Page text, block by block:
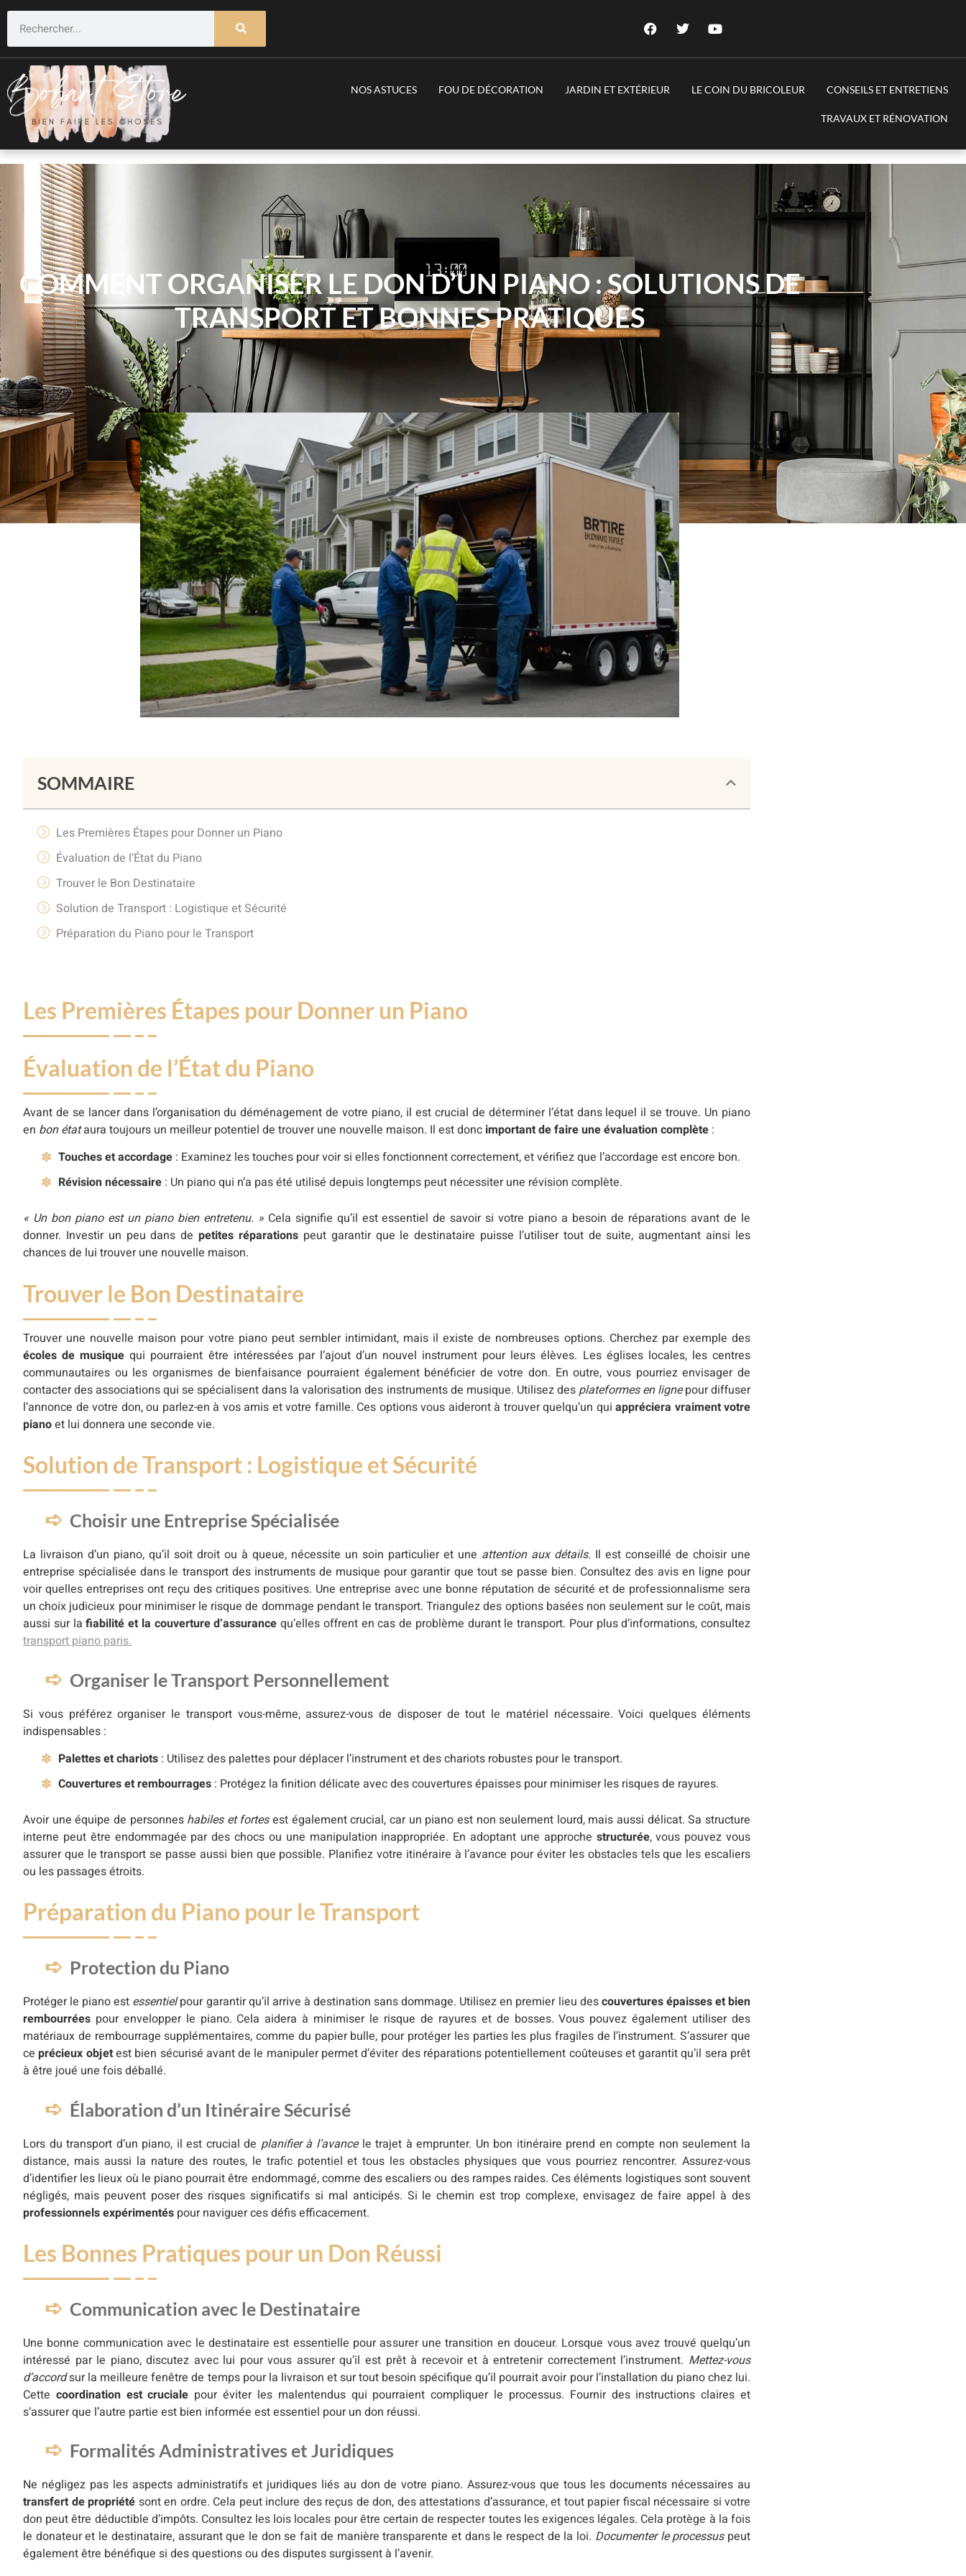
NOS ASTUCES FOU DE DÉCORATION JARDIN ET EXTÉRIEUR LE COIN DU BRICOLEUR CONSEILS ET ENTRETIENS
TRAVAUX ET RÉNOVATION
COMMENT ORGANISER LE DON D’UN PIANO : SOLUTIONS DE
TRANSPORT ET BONNES PRATIQUES
SOMMAIRE
Les Premières Étapes pour Donner un Piano
Évaluation de l’État du Piano
Trouver le Bon Destinataire
Solution de Transport : Logistique et Sécurité
Préparation du Piano pour le Transport
Les Premières Étapes pour Donner un Piano
Évaluation de l’État du Piano
Avant de se lancer dans l’organisation du déménagement de votre piano, il est crucial de déterminer l’état dans lequel il se trouve. Un piano
en bon étataura toujours un meilleur potentiel de trouver une nouvelle maison. Il est donc important de faire une évaluation complète :
Touches et accordage : Examinez les touches pour voir si elles fonctionnent correctement, et vérifiez que l’accordage est encore bon.
Révision nécessaire : Un piano qui n’a pas été utilisé depuis longtemps peut nécessiter une révision complète.
« Un bon piano est un piano bien entretenu. »Cela signifie qu’il est essentiel de savoir si votre piano a besoin de réparations avant de le
donner. Investir un peu dans depetites réparationspeut garantir que le destinataire puisse l’utiliser tout de suite, augmentant ainsi les
chances de lui trouver une nouvelle maison.
Trouver le Bon Destinataire
Trouver une nouvelle maison pour votre piano peut sembler intimidant, mais il existe de nombreuses options. Cherchez par exemple des
écoles de musique qui pourraient être intéressées par l’ajout d’un nouvel instrument pour leurs élèves. Les églises locales, les centres
communautaires ou les organismes de bienfaisance pourraient également bénéficier de votre don. En outre, vous pourriez envisager de
contacter des associations qui se spécialisent dans la valorisation des instruments de musique. Utilisez des plateformes en lignepour diffuser
l’annonce de votre don, ou parlez-en à vos amis et votre famille. Ces options vous aideront à trouver quelqu’un qui appréciera vraiment votre
pianoet lui donnera une seconde vie.
Solution de Transport : Logistique et Sécurité
Choisir une Entreprise Spécialisée
La livraison d’un piano, qu’il soit droit ou à queue, nécessite un soin particulier et une attention aux détails. Il est conseillé de choisir une
entreprise spécialisée dans le transport des instruments de musique pour garantir que tout se passe bien. Consultez des avis en ligne pour
voir quelles entreprises ont reçu des critiques positives. Une entreprise avec une bonne réputation de sécurité et de professionnalisme sera
un choix judicieux pour minimiser le risque de dommage pendant le transport. Triangulez des options basées non seulement sur le coût, mais
aussi sur lafiabilité et la couverture d’assurance qu’elles offrent en cas de problème durant le transport. Pour plus d’informations, consultez
transport piano paris.
Organiser le Transport Personnellement
Si vous préférez organiser le transport vous-même, assurez-vous de disposer de tout le matériel nécessaire. Voici quelques éléments
indispensables :
Palettes et chariots : Utilisez des palettes pour déplacer l’instrument et des chariots robustes pour le transport.
Couvertures et rembourrages : Protégez la finition délicate avec des couvertures épaisses pour minimiser les risques de rayures.
Avoir une équipe de personnes habiles et fortesest également crucial, car un piano est non seulement lourd, mais aussi délicat. Sa structure
interne peut être endommagée par des chocs ou une manipulation inappropriée. En adoptant une approche structurée, vous pouvez vous
assurer que le transport se passe aussi bien que possible. Planifiez votre itinéraire à l’avance pour éviter les obstacles tels que les escaliers
ou les passages étroits.
Préparation du Piano pour le Transport
Protection du Piano
Protéger le piano est essentielpour garantir qu’il arrive à destination sans dommage. Utilisez en premier lieu descouvertures épaisses et bien
rembourrées pour envelopper le piano. Cela aidera à minimiser le risque de rayures et de bosses. Vous pouvez également utiliser des
matériaux de rembourrage supplémentaires, comme du papier bulle, pour protéger les parties les plus fragiles de l’instrument. S’assurer que
ceprécieux objetest bien sécurisé avant de le manipuler permet d’éviter des réparations potentiellement coûteuses et garantit qu’il sera prêt
à être joué une fois déballé.
Élaboration d’un Itinéraire Sécurisé
Lors du transport d’un piano, il est crucial de planifier à l’avancele trajet à emprunter. Un bon itinéraire prend en compte non seulement la
distance, mais aussi la nature des routes, le trafic potentiel et tous les obstacles physiques que vous pourriez rencontrer. Assurez-vous
d’identifier les lieux où le piano pourrait être endommagé, comme des escaliers ou des rampes raides. Ces éléments logistiques sont souvent
négligés, mais peuvent poser des risques significatifs si mal anticipés. Si le chemin est trop complexe, envisagez de faire appel à des
professionnels expérimentés pour naviguer ces défis efficacement.
Les Bonnes Pratiques pour un Don Réussi
Communication avec le Destinataire
Une bonne communication avec le destinataire est essentielle pour assurer une transition en douceur. Lorsque vous avez trouvé quelqu’un
intéressé par le piano, discutez avec lui pour vous assurer qu’il est prêt à recevoir et à entretenir correctement l’instrument. Mettez-vous
d’accordsur la meilleure fenêtre de temps pour la livraison et sur tout besoin spécifique qu’il pourrait avoir pour l’installation du piano chez lui.
Cette coordination est cruciale pour éviter les malentendus qui pourraient compliquer le processus. Fournir des instructions claires et
s’assurer que l’autre partie est bien informée est essentiel pour un don réussi.
Formalités Administratives et Juridiques
Ne négligez pas les aspects administratifs et juridiques liés au don de votre piano. Assurez-vous que tous les documents nécessaires au
transfert de propriété sont en ordre. Cela peut inclure des reçus de don, des attestations d’assurance, et tout papier fiscal nécessaire si votre
don peut être déductible d’impôts. Consultez les lois locales pour être certain de respecter toutes les exigences légales. Cela protège à la fois
le donateur et le destinataire, assurant que le don se fait de manière transparente et dans le respect de la loi. Documenter le processuspeut
également être bénéfique si des questions ou des disputes surgissent à l’avenir.